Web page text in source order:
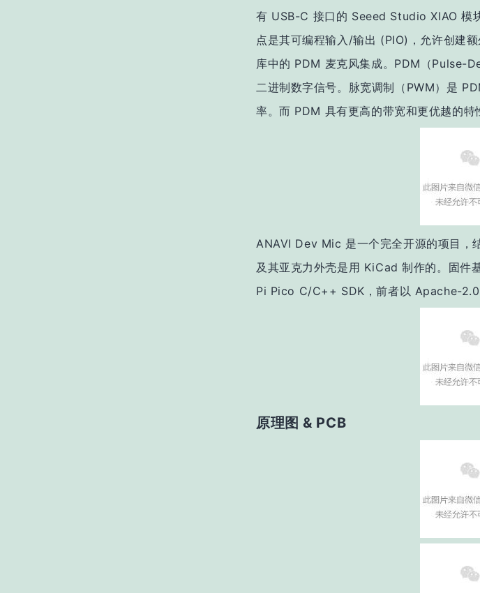
有 USB-C 接口的 Seeed Studio XIAO 模
点是其可编程输入/输出 (PIO)，允许创建
库中的 PDM 麦克风集成。PDM（Pulse-
二进制数字信号。脉宽调制（PWM）是
率。而 PDM 具有更高的带宽和更优越的特
ANAVI Dev Mic 是一个完全开源的项目，
及其亚克力外壳是用 KiCad 制作的。固
Pi Pico C/C++ SDK，前者以 Apache-2.0
原理图 & PCB